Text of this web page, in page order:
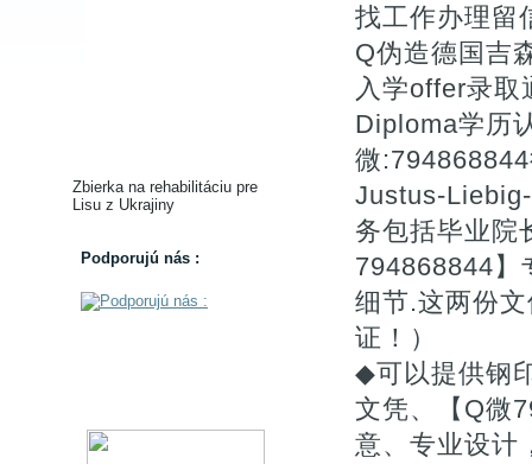
Zbierka na rehabilitáciu pre
Lisu z Ukrajiny
Podporujú nás :
找工作办理留
Q伪造德国吉
入学offer录
Diploma学历
微
Justus-
务包括毕业院
794868844】
细节.这两份
证！）
◆可以提供钢
文凭、【Q微
意、专业设计